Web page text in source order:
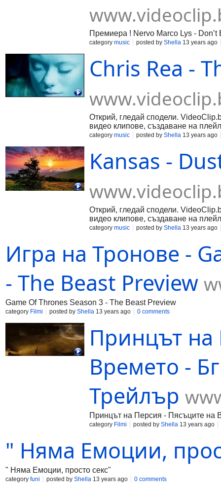
Премиера ! Nervo Marco Lys -
category music posted by Shella 13 years ago
Chris Rea -
Открий, гледай сподели.
видео клипове, създаване на
category music posted by Shella 13 years ago
Kansas -
Открий, гледай сподели.
видео клипове, създаване на
category music posted by Shella 13 years ago
Игра на Тронове -
- The Beast Preview
Game Of Thrones Season 3 - The Beast Preview
category Filmi posted by Shella 13 years ago 0 comments
Принцът на
Времето -
Трейлър
Принцът на Персия - Пясъците на
category Filmi posted by Shella 13 years ago
" Няма Емоции,
" Няма Емоции, просто секс"
category funi posted by Shella 13 years ago 0 comments